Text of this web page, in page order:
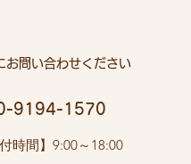
お問い合わせください
9194-1570
付時間】9:00～18:00